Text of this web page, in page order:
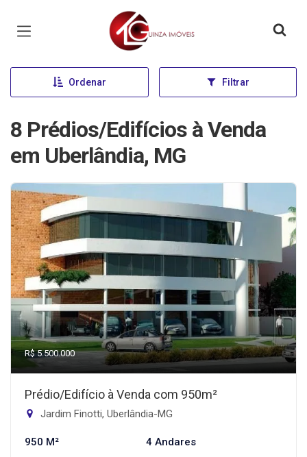
Página inicial
Ordenar Filtrar
8 Prédios/Edifícios à Venda
em Uberlândia, MG
R$ 5.500.000
Prédio/Edifício à Venda com 950m²
Jardim Finotti, Uberlândia-MG
950 M² 4 Andares